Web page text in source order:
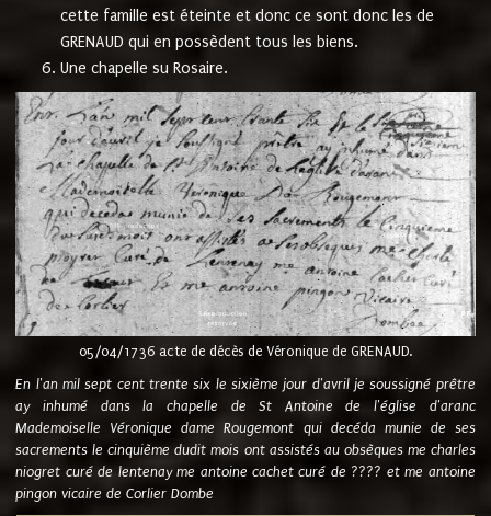
cette famille est éteinte et donc ce sont donc les de
GRENAUD qui en possèdent tous les biens.
Une chapelle su Rosaire.
05/04/1736 acte de décès de Véronique de GRENAUD.
En l'an mil sept cent trente six le sixième jour d'avril je soussigné prêtre
ay inhumé dans la chapelle de St Antoine de l'église d'aranc
Mademoiselle Véronique dame Rougemont qui decéda munie de ses
sacrements le cinquième dudit mois ont assistés au obsèques me charles
niogret curé de lentenay me antoine cachet curé de ???? et me antoine
pingon vicaire de Corlier Dombe